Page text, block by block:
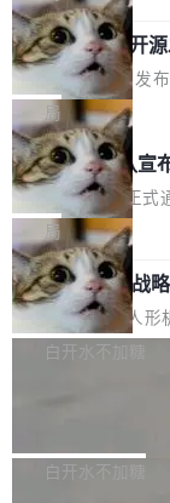
er++ 优化所淹没，
键的是 FA2 的持久
的空间。 8月14日
（OHDD：
r Day）将在杭州启
链企业和开发者，
问，围绕开源鸿蒙
配、功耗与稳定性
等内容展开系统讲
步了解开源鸿蒙在智
webhook 停发，连
障无法工作。
opilot coding agent
恢复，大约 12 小时
起事故，其中四起
Hub 员工 kdaigle
据：2025 年全年
2.75 亿次，全年预
Prime Agent 开
进的编程 Agent
专家基线
Prime Intellect 发
的编程 Agent
象：Recursive
ontinual Harness。
上，Prime Agent +
5% RHAE Best@1
家基线 95.4%。 不
器 Prime Agent 的
agent 有本质区别
计是基于早期模型
局
Rust 项目团队宣
止，但你要承认
Rust 语言项目正式
覆盖 rust-lang/rust
是项目级别的官方
但它可能是主流开
细致的一份规则。
可以用来分析、提
不得生成涉及安全
局
宇树科技 IPO 战
ek 获配 93.3 万股
8月6日晚间，“人形
有限公司披露IPO
36个月。 公告显示
白开水不加糖
Bug fixes and
白开水不加糖